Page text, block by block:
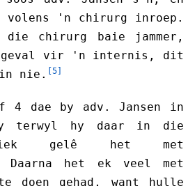
volens 'n chirurg inroep.
die chirurg baie jammer,
vir 'n internis, dit
nie.
[5]
4 dae by adv. Jansen in
terwyl hy daar in die
gelê het met
Daarna het ek veel met
doen gehad, want hulle